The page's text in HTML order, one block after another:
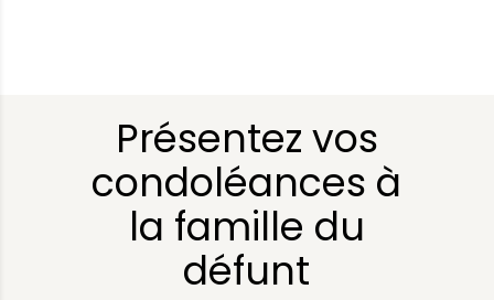
Présentez vos
condoléances à
la famille du
défunt